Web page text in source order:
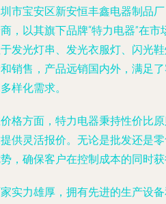
市宝安区新安恒丰鑫电器制品
，以其旗下品牌“特力电器”在
发光灯串、发光衣服灯、闪光
销售，产品远销国内外，满足
样化需求。
格方面，特力电器秉持性价比
供灵活报价。无论是批发还是
，确保客户在控制成本的同时获
实力雄厚，拥有先进的生产设